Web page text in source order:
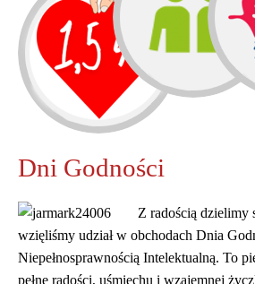
Ważny komunikat!
Pomóżmy
sobie
nawzajem.
DALEJ...
Dni Godności
Z radością dzielimy
wzięliśmy udział w obchodach Dnia
Niepełnosprawnością Intelektualną. To
pełne radości, uśmiechu i wzajemnej